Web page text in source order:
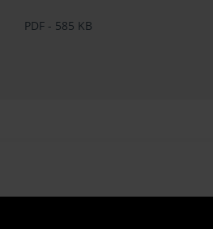
PDF - 585 KB